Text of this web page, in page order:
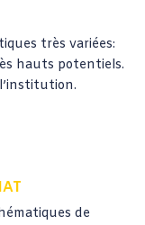
très variées:
hauts potentiels.
l’institution.
de